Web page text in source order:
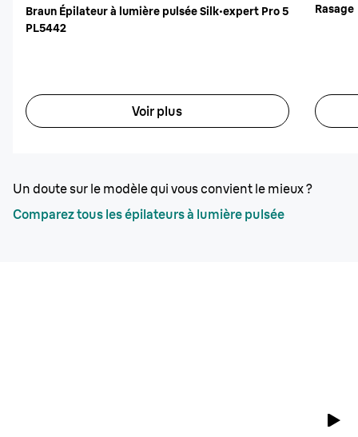
Braun Épilateur à lumière pulsée Silk·expert Pro 5
PL5442
Voir plus
Rasage
Un doute sur le modèle qui vous convient le mieux ?
Comparez tous les épilateurs à lumière pulsée